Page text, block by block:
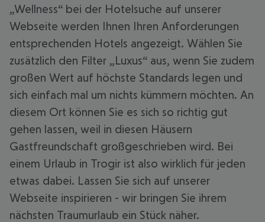
„Wellness“ bei der Hotelsuche auf unserer
Webseite werden Ihnen Ihren Anforderungen
entsprechenden Hotels angezeigt. Wählen Sie
zusätzlich den Filter „Luxus“ aus, wenn Sie zudem
großen Wert auf höchste Standards legen und
sich einfach mal um nichts kümmern möchten. An
diesem Ort können Sie es sich so richtig gut
gehen lassen, weil in diesen Häusern
Gastfreundschaft großgeschrieben wird. Bei
einem Urlaub in Trogir ist also wirklich für jeden
etwas dabei. Lassen Sie sich auf unserer
Webseite inspirieren - wir bringen Sie ihrem
nächsten Traumurlaub ein Stück näher.